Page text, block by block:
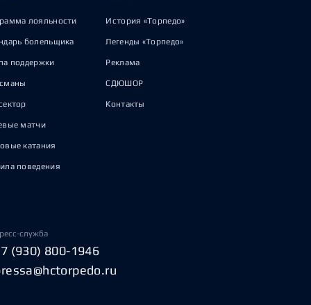
лояльности
болельщика
поддержки
матчи
катания
поведения
История «Торпедо»
Легенды «Торпедо»
Реклама
СДЮШОР
Контакты
служба
(930) 800-1946